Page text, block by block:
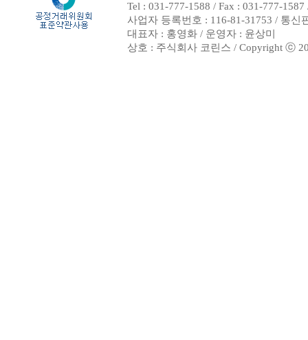
Tel : 031-777-1588 / Fax : 031-777-
사업자 등록번호 : 116-81-31753 / 통신
대표자 : 홍영화 / 운영자 : 윤상미
상호 : 주식회사 코린스 / Copyright ⓒ